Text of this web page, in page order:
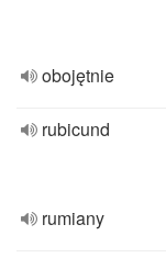
obojętnie
rubicund
rumiany